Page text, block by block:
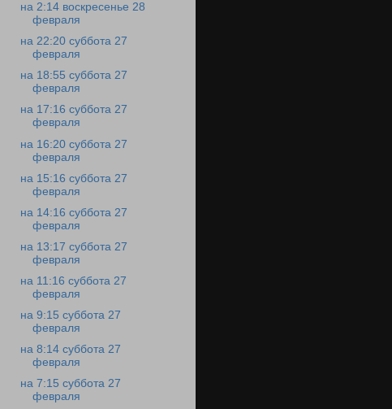
на 2:14 воскресенье 28
февраля
на 22:20 суббота 27
февраля
на 18:55 суббота 27
февраля
на 17:16 суббота 27
февраля
на 16:20 суббота 27
февраля
на 15:16 суббота 27
февраля
на 14:16 суббота 27
февраля
на 13:17 суббота 27
февраля
на 11:16 суббота 27
февраля
на 9:15 суббота 27
февраля
на 8:14 суббота 27
февраля
на 7:15 суббота 27
февраля